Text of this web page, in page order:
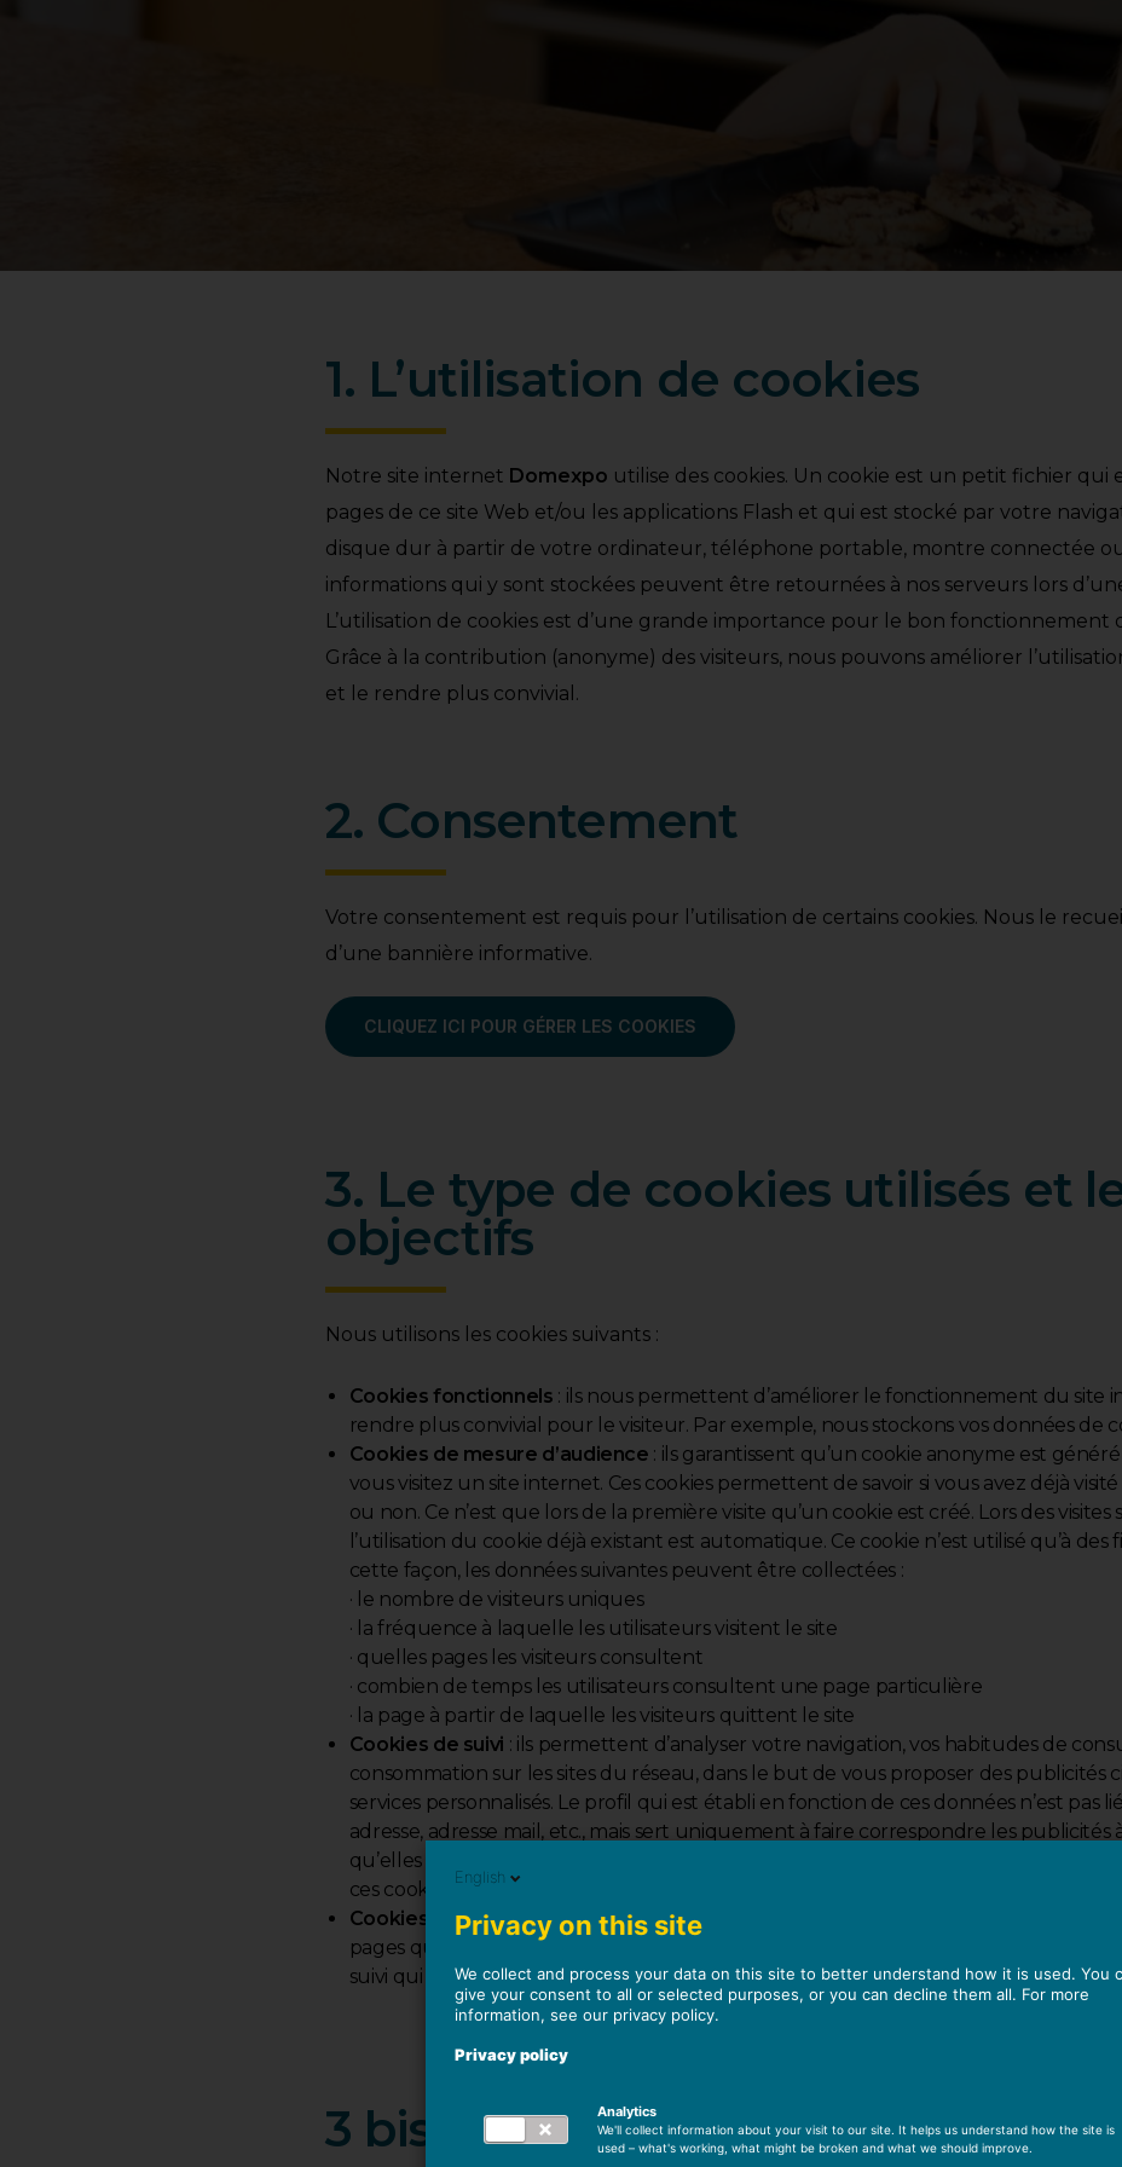
1. L’utilisation de cookies
Notre site internet Domexpo utilise des cookies. Un cookie est un petit fichier qui
pages de ce site Web et/ou les applications Flash et qui est stocké par votre
disque dur à partir de votre ordinateur, téléphone portable, montre connectée
informations qui y sont stockées peuvent être retournées à nos serveurs lors
L’utilisation de cookies est d’une grande importance pour le bon fonctionnement
Grâce à la contribution (anonyme) des visiteurs, nous pouvons améliorer
et le rendre plus convivial.
2. Consentement
Votre consentement est requis pour l’utilisation de certains cookies. Nous le
d’une bannière informative.
CLIQUEZ ICI POUR GÉRER LES COOKIES
3. Le type de cookies utilisés et
objectifs
Nous utilisons les cookies suivants :
Cookies fonctionnels : ils nous permettent d’améliorer le fonctionnement du site
rendre plus convivial pour le visiteur. Par exemple, nous stockons vos données de
Cookies de mesure d’audience : ils garantissent qu’un cookie anonyme est
vous visitez un site internet. Ces cookies permettent de savoir si vous avez déjà
ou non. Ce n’est que lors de la première visite qu’un cookie est créé. Lors des visites
l’utilisation du cookie déjà existant est automatique. Ce cookie n’est utilisé qu’à des
cette façon, les données suivantes peuvent être collectées :
· le nombre de visiteurs uniques
· la fréquence à laquelle les utilisateurs visitent le site
· quelles pages les visiteurs consultent
· combien de temps les utilisateurs consultent une page particulière
· la page à partir de laquelle les visiteurs quittent le site
Cookies de suivi : ils permettent d’analyser votre navigation, vos habitudes de
consommation sur les sites du réseau, dans le but de vous proposer des publicités
services personnalisés. Le profil qui est établi en fonction de ces données n’est pas
adresse, adresse mail, etc., mais sert uniquement à faire correspondre les publicités
qu’elles soient aussi pertinentes que possible pour vous. Nous recueillons votre
ces cookies. Ils ne seront pas installés sans votre consentement.
Cookies liés aux réseaux sociaux: ils permettent aux réseaux sociaux
pages que vous partagez via leurs boutons de partage. Ils peuvent également
suivi qui tracent votre comportement de navigation sur internet.
3 bis. Liste des cookies utilisés
English
Privacy on this site
We collect and process your data on this site to better understand how it is used. You
give your consent to all or selected purposes, or you can decline them all. For more
information, see our privacy policy.
Privacy policy
Analytics
We'll collect information about your visit to our site. It helps us understand how the site is
used – what's working, what might be broken and what we should improve.